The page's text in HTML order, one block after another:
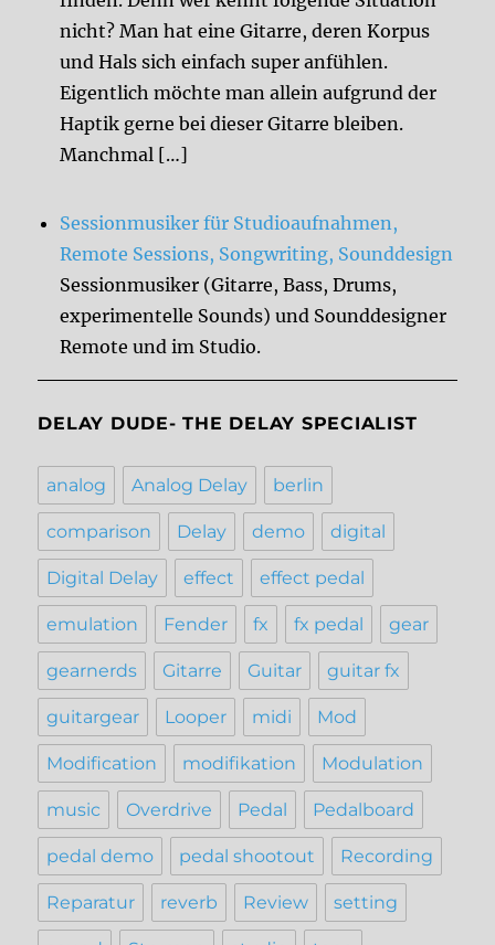
nicht? Man hat eine Gitarre, deren Korpus
und Hals sich einfach super anfühlen.
Eigentlich möchte man allein aufgrund der
Haptik gerne bei dieser Gitarre bleiben.
Manchmal […]
Sessionmusiker für Studioaufnahmen,
Remote Sessions, Songwriting, Sounddesign
Sessionmusiker (Gitarre, Bass, Drums,
experimentelle Sounds) und Sounddesigner
Remote und im Studio.
DELAY DUDE- THE DELAY SPECIALIST
analog Analog Delay berlin
comparison Delay demo digital
Digital Delay effect effect pedal
emulation Fender fx fx pedal gear
gearnerds Gitarre Guitar guitar fx
guitargear Looper midi Mod
Modification modifikation Modulation
music Overdrive Pedal Pedalboard
pedal demo pedal shootout Recording
Reparatur reverb Review setting